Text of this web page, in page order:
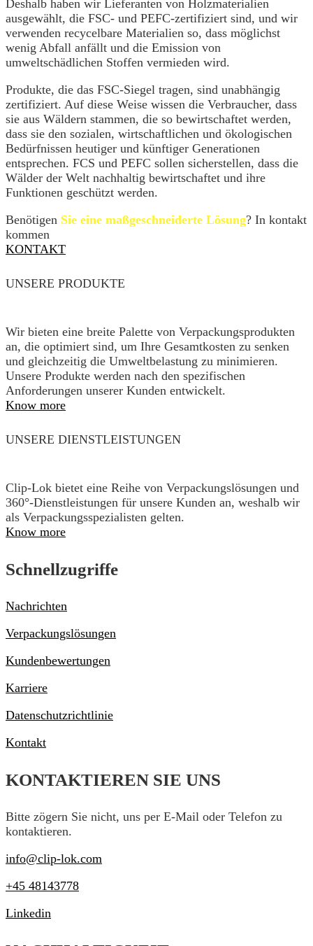
Deshalb haben wir Lieferanten von Holzmaterialien
ausgewählt, die FSC- und PEFC-zertifiziert sind, und wir
verwenden recycelbare Materialien so, dass möglichst
wenig Abfall anfällt und die Emission von
umweltschädlichen Stoffen vermieden wird.
Produkte, die das FSC-Siegel tragen, sind unabhängig
zertifiziert. Auf diese Weise wissen die Verbraucher, dass
sie aus Wäldern stammen, die so bewirtschaftet werden,
dass sie den sozialen, wirtschaftlichen und ökologischen
Bedürfnissen heutiger und künftiger Generationen
entsprechen. FCS und PEFC sollen sicherstellen, dass die
Wälder der Welt nachhaltig bewirtschaftet und ihre
Funktionen geschützt werden.
Benötigen Sie eine maßgeschneiderte Lösung? In kontakt
kommen
KONTAKT
UNSERE PRODUKTE
Wir bieten eine breite Palette von Verpackungsprodukten
an, die optimiert sind, um Ihre Gesamtkosten zu senken
und gleichzeitig die Umweltbelastung zu minimieren.
Unsere Produkte werden nach den spezifischen
Anforderungen unserer Kunden entwickelt.
Know more
UNSERE DIENSTLEISTUNGEN
Clip-Lok bietet eine Reihe von Verpackungslösungen und
360°-Dienstleistungen für unsere Kunden an, weshalb wir
als Verpackungsspezialisten gelten.
Know more
Schnellzugriffe
Nachrichten
Verpackungslösungen
Kundenbewertungen
Karriere
Datenschutzrichtlinie
Kontakt
KONTAKTIEREN SIE UNS
Bitte zögern Sie nicht, uns per E-Mail oder Telefon zu
kontaktieren.
info@clip-lok.com
+45 48143778
Linkedin